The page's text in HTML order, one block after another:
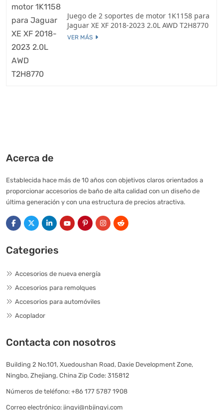
Juego de 2 soportes de motor 1K1158 para
Jaguar XE XF 2018-2023 2.0L AWD T2H8770
VER MÁS
Acerca de
Establecida hace más de 10 años con objetivos claros orientados a
proporcionar accesorios de baño de alta calidad con un diseño de
última generación y con una estructura de precios atractiva.
Categories
Accesorios de nueva energía
Accesorios para remolques
Accesorios para automóviles
Acoplador
Contacta con nosotros
Building 2 No.101, Xuedoushan Road, Daxie Development Zone,
Ningbo, Zhejiang, China Zip Code: 315812
Números de teléfono: +86 177 5787 1908
Correo electrónico: jingyi@nbjingyi.com